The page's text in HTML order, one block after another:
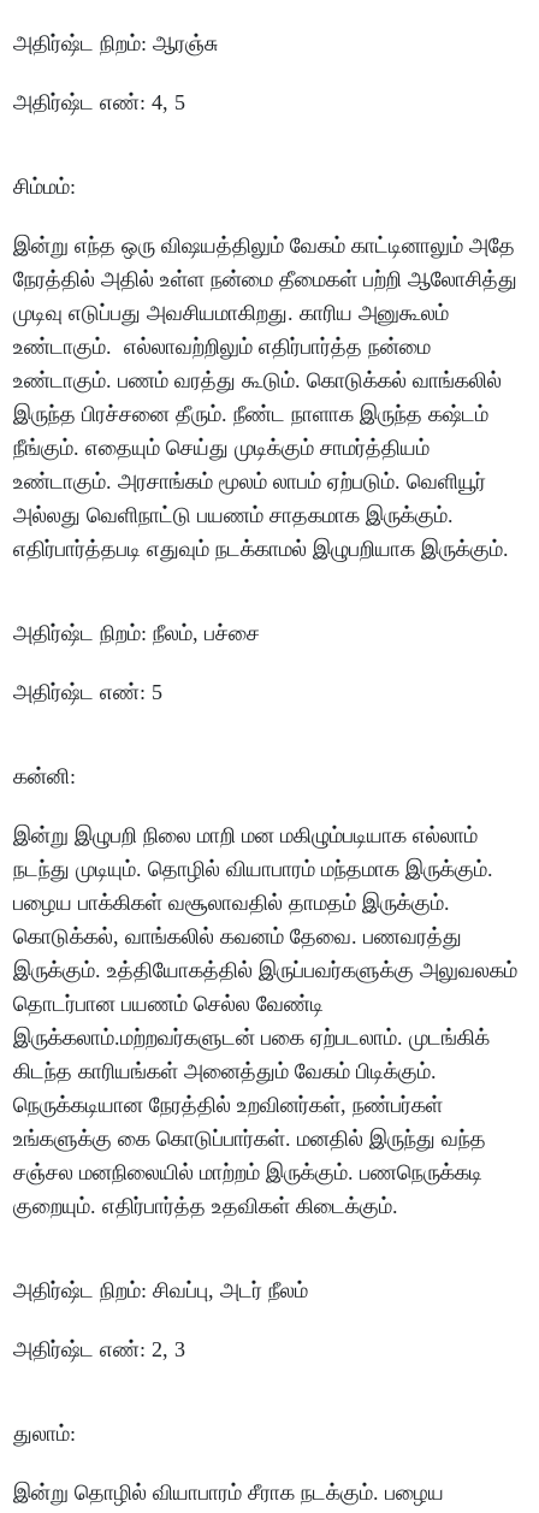
அதிர்ஷ்ட நிறம்:ஆரஞ்சு
அதிர்ஷ்ட எண்: 4, 5
சிம்மம்:
இன்று எந்த ஒரு விஷயத்திலும் வேகம் காட்டினாலும் அதே
நேரத்தில் அதில் உள்ள நன்மை தீமைகள் பற்றி ஆலோசித்து
முடிவு எடுப்பது அவசியமாகிறது.காரிய அனுகூலம்
உண்டாகும்.எல்லாவற்றிலும் எதிர்பார்த்த நன்மை
உண்டாகும்.பணம் வரத்து கூடும்.கொடுக்கல் வாங்கலில்
இருந்த பிரச்சனை தீரும்.நீண்ட நாளாக இருந்த கஷ்டம்
நீங்கும்.எதையும் செய்து முடிக்கும் சாமர்த்தியம்
உண்டாகும்.அரசாங்கம் மூலம் லாபம் ஏற்படும்.வெளியூர்
அல்லது வெளிநாட்டு பயணம் சாதகமாக இருக்கும்.
எதிர்பார்த்தபடி எதுவும் நடக்காமல் இழுபறியாக இருக்கும்.
அதிர்ஷ்ட நிறம்:நீலம்,பச்சை
அதிர்ஷ்ட எண்: 5
கன்னி:
இன்று இழுபறி நிலை மாறி மன மகிழும்படியாக எல்லாம்
நடந்து முடியும்.தொழில் வியாபாரம் மந்தமாக இருக்கும்.
பழைய பாக்கிகள் வசூலாவதில் தாமதம் இருக்கும்.
கொடுக்கல்,வாங்கலில் கவனம் தேவை.பணவரத்து
இருக்கும்.உத்தியோகத்தில் இருப்பவர்களுக்கு அலுவலகம்
தொடர்பான பயணம் செல்ல வேண்டி
இருக்கலாம்.மற்றவர்களுடன் பகை ஏற்படலாம்.முடங்கிக்
கிடந்த காரியங்கள் அனைத்தும் வேகம் பிடிக்கும்.
நெருக்கடியான நேரத்தில் உறவினர்கள்,நண்பர்கள்
உங்களுக்கு கை கொடுப்பார்கள்.மனதில் இருந்து வந்த
சஞ்சல மனநிலையில் மாற்றம் இருக்கும்.பணநெருக்கடி
குறையும்.எதிர்பார்த்த உதவிகள் கிடைக்கும்.
அதிர்ஷ்ட நிறம்:சிவப்பு,அடர் நீலம்
அதிர்ஷ்ட எண்: 2, 3
துலாம்:
இன்று தொழில் வியாபாரம் சீராக நடக்கும்.பழைய